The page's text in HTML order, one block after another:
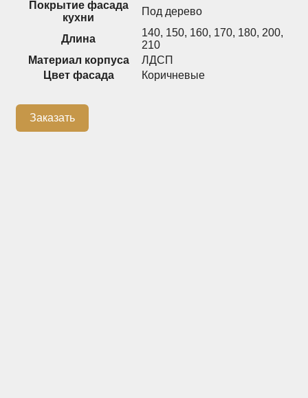
О нас
Сотрудничество
Покрытие фасада
кухни
Под дерево
Длина
140, 150, 160, 170, 180, 200,
210
Материал корпуса
ЛДСП
Цвет фасада
Коричневые
Заказать